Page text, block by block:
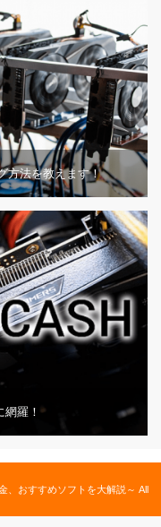
方法を教えます！
羅！
、おすすめソフトを大解説～ All